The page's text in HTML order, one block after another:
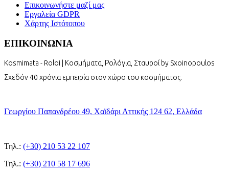
Επικοινωνήστε μαζί μας
Εργαλεία GDPR
Χάρτης Ιστότοπου
ΕΠΙΚΟΙΝΩΝΙΑ
Kosmimata - Roloi | Κοσμήματα, Ρολόγια, Σταυροί by Sxoinopoulos
Σχεδόν 40 χρόνια εμπειρία στον χώρο του κοσμήματος.
Γεωργίου Παπανδρέου 49, Χαϊδάρι Αττικής 124 62, Ελλάδα
Τηλ.: (+30) 210 53 22 107
Τηλ.: (+30) 210 58 17 696